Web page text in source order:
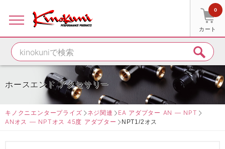
カート
0
ホースエンド アクセサリー
キノクニエンタープライズ ネジ関連
EA アダプター AN ― NPT
ANオス ― NPTオス 45度 アダプター
NPT1/2オス